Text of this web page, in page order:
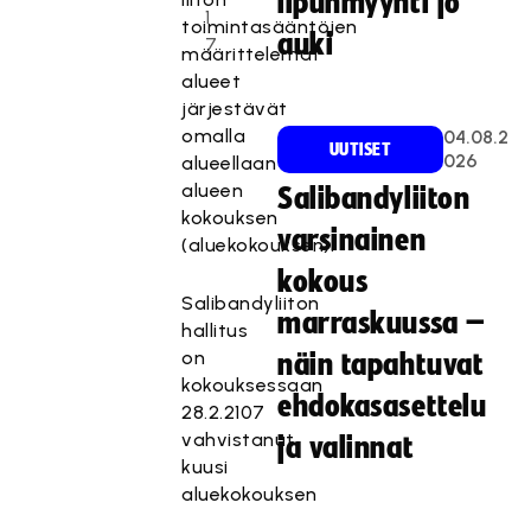
1
7
toimintasääntöjen
määrittelemät
alueet
järjestävät
omalla
alueellaan
alueen
kokouksen
(aluekokouksen).
Salibandyliiton
hallitus
on
kokouksessaan
28.2.2107
vahvistanut
kuusi
aluekokouksen
auki
UUTISET
04.08.2
026
Salibandyliiton
varsinainen
kokous
marraskuussa –
näin tapahtuvat
ehdokasasettelu
ja valinnat